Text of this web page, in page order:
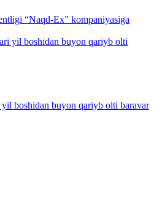
“Naqd-Ex” kompaniyasiga
boshidan buyon qariyb olti baravar